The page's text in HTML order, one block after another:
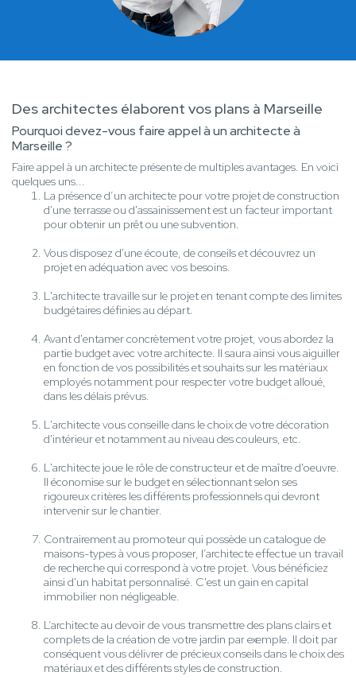
Des architectes élaborent vos plans à Marseille
Pourquoi devez-vous faire appel à un architecte à
Marseille ?
Faire appel à un architecte présente de multiples avantages. En voici
quelques uns...
La présence d’un architecte pour votre projet de construction
d'une terrasse ou d'assainissement est un facteur important
pour obtenir un prêt ou une subvention.
Vous disposez d'une écoute, de conseils et découvrez un
projet en adéquation avec vos besoins.
L'architecte travaille sur le projet en tenant compte des limites
budgétaires définies au départ.
Avant d'entamer concrètement votre projet, vous abordez la
partie budget avec votre architecte. Il saura ainsi vous aiguiller
en fonction de vos possibilités et souhaits sur les matériaux
employés notamment pour respecter votre budget alloué,
dans les délais prévus.
L'architecte vous conseille dans le choix de votre décoration
d'intérieur et notamment au niveau des couleurs, etc.
L'architecte joue le rôle de constructeur et de maître d'oeuvre.
Il économise sur le budget en sélectionnant selon ses
rigoureux critères les différents professionnels qui devront
intervenir sur le chantier.
Contrairement au promoteur qui possède un catalogue de
maisons-types à vous proposer, l’architecte effectue un travail
de recherche qui correspond à votre projet. Vous bénéficiez
ainsi d'un habitat personnalisé. C'est un gain en capital
immobilier non négligeable.
L’architecte au devoir de vous transmettre des plans clairs et
complets de la création de votre jardin par exemple. Il doit par
conséquent vous délivrer de précieux conseils dans le choix des
matériaux et des différents styles de construction.